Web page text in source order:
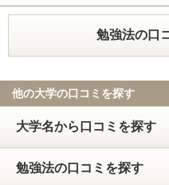
勉強法の口
他の大学の口コミを探す
大学名から口コミを探す
勉強法の口コミを探す